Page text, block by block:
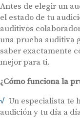
Antes de elegir un
el estado de tu
auditivos
una prueba auditiva
saber exactamente
mejor para ti.
¿Cómo funciona la
Un especialista te
audición y tu día a
Acepto recibir
y sus colaboradores
Acepto la cesión de
Miaudífono para
detalla en nuestras
Al hacer click en
Política de Privacidad